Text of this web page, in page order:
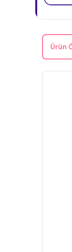
Ürün